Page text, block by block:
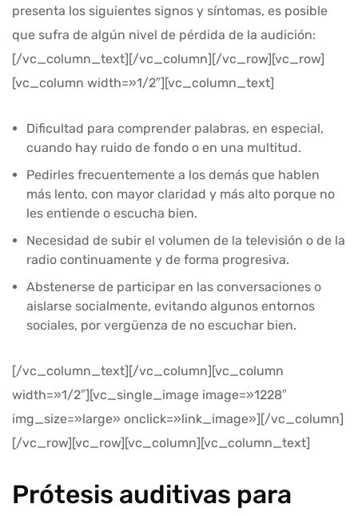
presenta los siguientes signos y síntomas, es posible
que sufra de algún nivel de pérdida de la audición:
[/vc_column_text][/vc_column][/vc_row][vc_row]
[vc_column width=»1/2″][vc_column_text]
Dificultad para comprender palabras, en especial,
cuando hay ruido de fondo o en una multitud.
Pedirles frecuentemente a los demás que hablen
más lento, con mayor claridad y más alto porque no
les entiende o escucha bien.
Necesidad de subir el volumen de la televisión o de la
radio continuamente y de forma progresiva.
Abstenerse de participar en las conversaciones o
aislarse socialmente, evitando algunos entornos
sociales, por vergüenza de no escuchar bien.
[/vc_column_text][/vc_column][vc_column
width=»1/2″][vc_single_image image=»1228″
img_size=»large» onclick=»link_image»][/vc_column]
[/vc_row][vc_row][vc_column][vc_column_text]
Prótesis auditivas para